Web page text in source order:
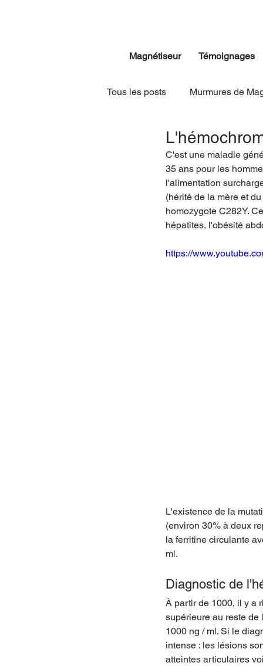
Magnétiseur Témoignages
Tous les posts Murmures de
C'est une maladie
35 ans pour les
l'alimentation
(hérité de la mère et
homozygote C282Y.
hépatites, l'obésité
https://
L'existence de la
(environ 30% à deux
la ferritine circulante
ml.
Diagnostic de
À partir de 1000, il y a
supérieure au reste
1000 ng / ml. Si le
intense : les lésions
atteintes articulaires